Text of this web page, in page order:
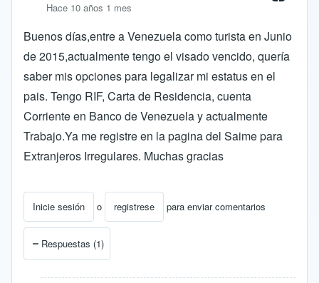
Hace 10 años 1 mes
Buenos días,entre a Venezuela como turista en Junio
de 2015,actualmente tengo el visado vencido, quería
saber mis opciones para legalizar mi estatus en el
pais. Tengo RIF, Carta de Residencia, cuenta
Corriente en Banco de Venezuela y actualmente
Trabajo.Ya me registre en la pagina del Saime para
Extranjeros Irregulares. Muchas gracias
Inicie sesión o registrese para enviar comentarios
Respuestas (1)